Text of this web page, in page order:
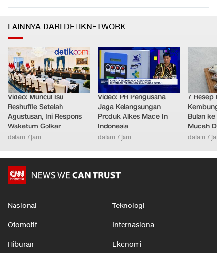
LAINNYA DARI DETIKNETWORK
Video: Muncul Isu
Reshuffle Setelah
Agustusan, Ini Respons
Waketum Golkar
dalam 7 jam
Video: PR Pengusaha
Jaga Kelangsungan
Produk Alkes Made In
Indonesia
dalam 7 jam
7 Resep
Bulan
Mudah
dalam 7
Nasional Teknologi
Otomotif Internasional
Hiburan Ekonomi